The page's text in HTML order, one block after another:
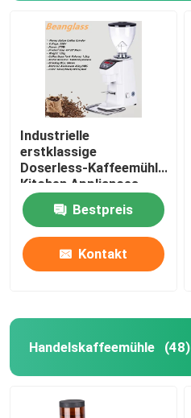
Industrielle
erstklassige
Doserless-Kaffeemühle
Kitchen Appliances
Bestpreis
Kontakt
Handelskaffeemühle (48)